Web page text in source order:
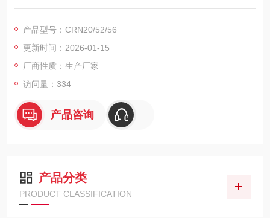
属加工、生物制药、环保化工等领域。设备具备检测稳定、智能
提供高精度数据（浓度 ±0.1%）和多信号输出，为工业生产提供
高效可靠的浓度监测解决方案。
产品型号：CRN20/52/56
更新时间：2026-01-15
厂商性质：生产厂家
访问量：334
产品咨询
产品分类
PRODUCT CLASSIFICATION